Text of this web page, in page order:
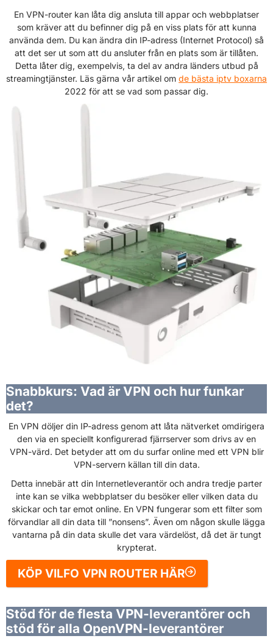
En VPN-router kan låta dig ansluta till appar och webbplatser
som kräver att du befinner dig på en viss plats för att kunna
använda dem. Du kan ändra din IP-adress (Internet Protocol) så
att det ser ut som att du ansluter från en plats som är tillåten.
Detta låter dig, exempelvis, ta del av andra länders utbud på
streamingtjänster. Läs gärna vår artikel om de bästa iptv boxarna
2022 för att se vad som passar dig.
Snabbkurs: Vad är VPN och hur funkar
det?
En VPN döljer din IP-adress genom att låta nätverket omdirigera
den via en speciellt konfigurerad fjärrserver som drivs av en
VPN-värd. Det betyder att om du surfar online med ett VPN blir
VPN-servern källan till din data.
Detta innebär att din Internetleverantör och andra tredje parter
inte kan se vilka webbplatser du besöker eller vilken data du
skickar och tar emot online. En VPN fungerar som ett filter som
förvandlar all din data till ”nonsens”. Även om någon skulle lägga
vantarna på din data skulle det vara värdelöst, då det är tungt
krypterat.
KÖP VILFO VPN ROUTER HÄR
Stöd för de flesta VPN-leverantörer och
stöd för alla OpenVPN-leverantörer